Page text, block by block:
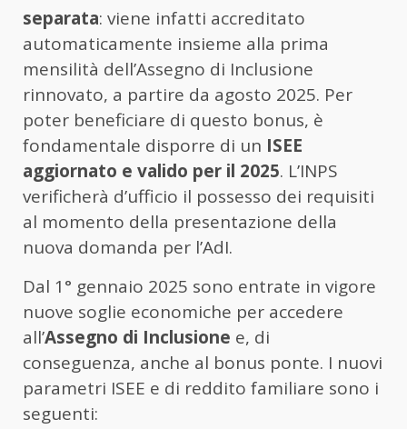
separata: viene infatti accreditato
automaticamente insieme alla prima
mensilità dell’Assegno di Inclusione
rinnovato, a partire da agosto 2025. Per
poter beneficiare di questo bonus, è
fondamentale disporre di un ISEE
aggiornato e valido per il 2025. L’INPS
verificherà d’ufficio il possesso dei requisiti
al momento della presentazione della
nuova domanda per l’AdI.
Dal 1° gennaio 2025 sono entrate in vigore
nuove soglie economiche per accedere
all’Assegno di Inclusione e, di
conseguenza, anche al bonus ponte. I nuovi
parametri ISEE e di reddito familiare sono i
seguenti: